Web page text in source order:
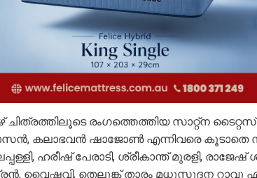
ചിത്രത്തിലൂടെ രംഗത്തെത്തിയ സാറ്റ്‌ന
കലാഭവൻ ഷാജോൺ എന്നിവരെ കൂടാതെ
ഹരീഷ് പേരാടി, ശ്രീകാന്ത് മുരളി,
വൈഷ്ണവി, തെലുങ്ക് താരം മധുസൂദന റാവു